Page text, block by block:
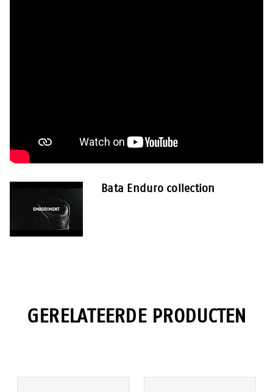
Bata Enduro collection
GERELATEERDE PRODUCTEN